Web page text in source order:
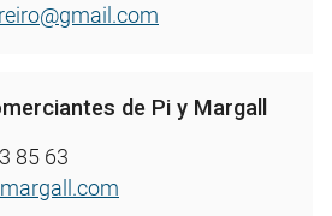
de Pi y Margall
85 63